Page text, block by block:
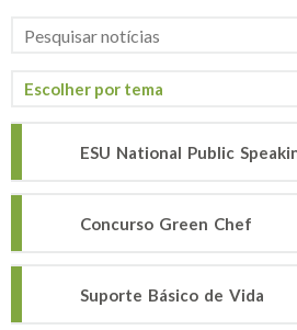
ESU National Public
Concurso Green Chef
Suporte Básico de Vida